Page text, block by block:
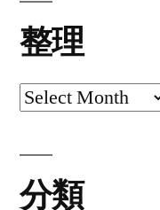
整理
整
分類